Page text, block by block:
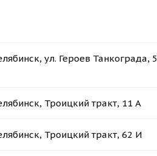
ул. Героев Танкограда,
Троицкий тракт, 11 А
Троицкий тракт, 62 И